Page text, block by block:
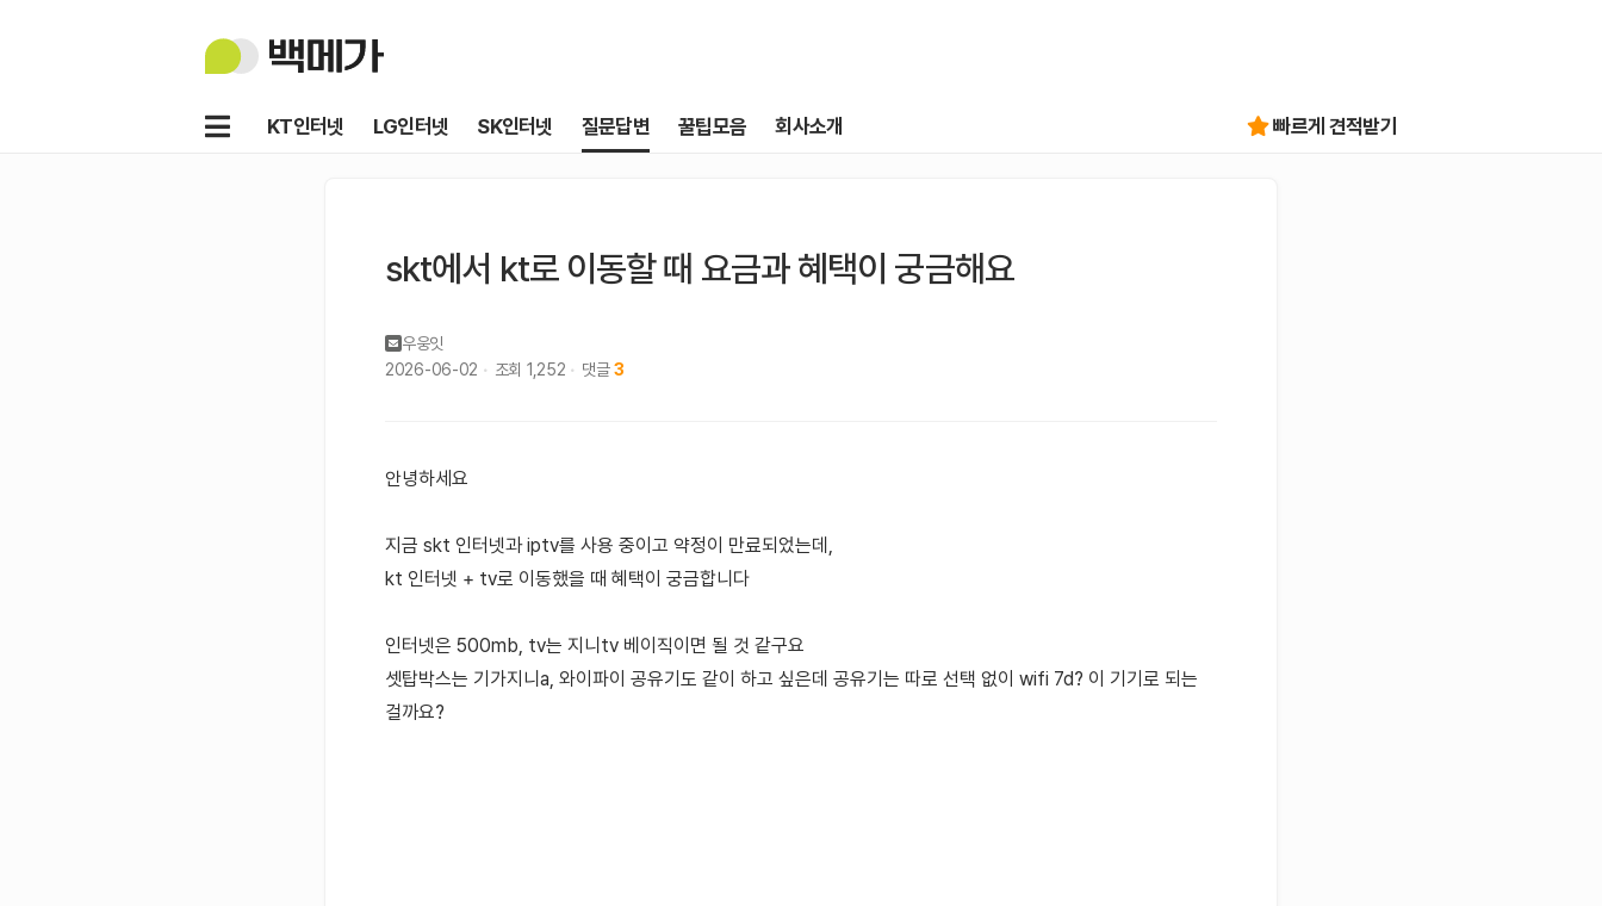
백
KT인터넷
LG인터넷 SK인터넷 질문답변 꿀팁모음 회사소개
메
빠르게 견적받기
skt에서 kt로 이동할 때 요금과 혜택이 궁금해요
우웅잇
2026-06-02
조회 1,252 댓글 3
안녕하세요
지금 skt 인터넷과 iptv를 사용 중이고 약정이 만료되었는데,
kt 인터넷 + tv로 이동했을 때 혜택이 궁금합니다
인터넷은 500mb, tv는 지니tv 베이직이면 될 것 같구요
셋탑박스는 기가지니a, 와이파이 공유기도 같이 하고 싶은데 공유기는 따로 선택 없이 wifi 7d? 이 기기로 되는
걸까요?